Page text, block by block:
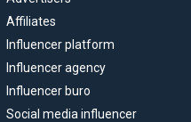
Affiliates
Influencer platform
Influencer agency
Influencer buro
Social media influencer